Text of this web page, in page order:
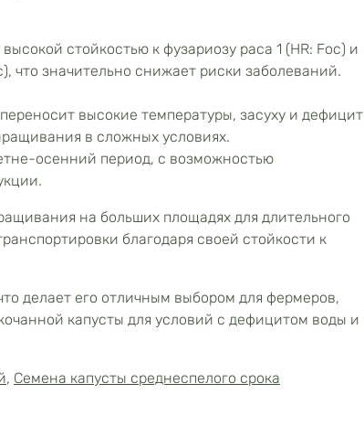
стойкостью к фузариозу раса 1 (HR: Foc) и
что значительно снижает риски заболеваний.
высокие температуры, засуху и дефицит
в сложных условиях.
осенний период, с возможностью
на больших площадях для длительного
благодаря своей стойкости к
делает его отличным выбором для фермеров,
капусты для условий с дефицитом воды и
, Семена капусты среднеспелого срока